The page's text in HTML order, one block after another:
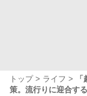
トップ ライフ
策。流行りに迎合す